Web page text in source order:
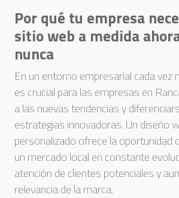
Por qué tu empresa
sitio web a medida
nunca
En un entorno empresarial cada vez
es crucial para las empresas en
a las nuevas tendencias y
estrategias innovadoras. Un diseño
personalizado ofrece la oportunidad
un mercado local en constante
atención de clientes potenciales y
relevancia de la marca.